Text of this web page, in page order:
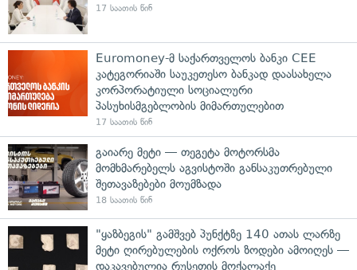
17 საათის წინ
Euromoney-მ საქართველოს ბანკი CEE
კატეგორიაში საუკეთესო ბანკად დაასახელა
კორპორატიული სოციალური
პასუხისმგებლობის მიმართულებით
17 საათის წინ
გაიარე მეტი — თეგეტა მოტორსმა
მომხმარებელს აგვისტოში განსაკუთრებული
შეთავაზებები მოუმზადა
18 საათის წინ
"ყაზბეგის" გამშვებ პუნქტზე 140 ათას ლარზე
მეტი ღირებულების ოქროს ზოდები ამოიღეს —
დაკავებულია რუსეთის მოქალაქე